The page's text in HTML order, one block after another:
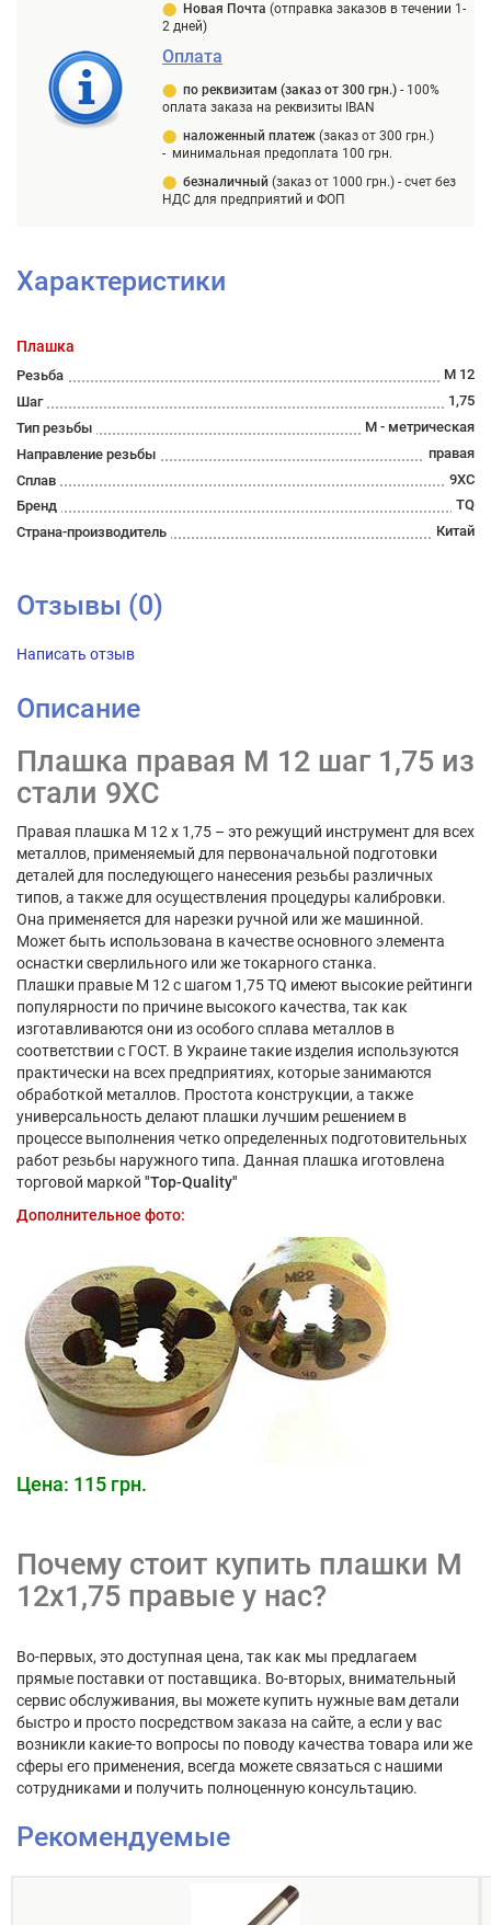
⬤ Новая Почта (отправка заказов в течении 1-
2 дней)
Оплата
⬤ по реквизитам (заказ от 300 грн.) - 100%
оплата заказа на реквизиты IBAN
⬤ наложенный платеж (заказ от 300 грн.)
- минимальная предоплата 100 грн.
⬤ безналичный (заказ от 1000 грн.) - счет без
НДС для предприятий и ФОП
Характеристики
Плашка
Резьба
М 12
Шаг
1,75
Тип резьбы
М - метрическая
Направление резьбы
правая
Сплав
9ХС
Бренд
TQ
Страна-производитель
Китай
Отзывы (0)
Написать отзыв
Описание
Плашка правая М 12 шаг 1,75 из
стали 9ХС
Правая плашка М 12 х 1,75 – это режущий инструмент для всех
металлов, применяемый для первоначальной подготовки
деталей для последующего нанесения резьбы различных
типов, а также для осуществления процедуры калибровки.
Она применяется для нарезки ручной или же машинной.
Может быть использована в качестве основного элемента
оснастки сверлильного или же токарного станка.
Плашки правые М 12 с шагом 1,75 TQ имеют высокие рейтинги
популярности по причине высокого качества, так как
изготавливаются они из особого сплава металлов в
соответствии с ГОСТ. В Украине такие изделия используются
практически на всех предприятиях, которые занимаются
обработкой металлов. Простота конструкции, а также
универсальность делают плашки лучшим решением в
процессе выполнения четко определенных подготовительных
работ резьбы наружного типа. Данная плашка иготовлена
торговой маркой "Top-Quality"
Дополнительное фото:
Цена: 115 грн.
Почему стоит купить плашки М
12х1,75 правые у нас?
Во-первых, это доступная цена, так как мы предлагаем
прямые поставки от поставщика. Во-вторых, внимательный
сервис обслуживания, вы можете купить нужные вам детали
быстро и просто посредством заказа на сайте, а если у вас
возникли какие-то вопросы по поводу качества товара или же
сферы его применения, всегда можете связаться с нашими
сотрудниками и получить полноценную консультацию.
Рекомендуемые